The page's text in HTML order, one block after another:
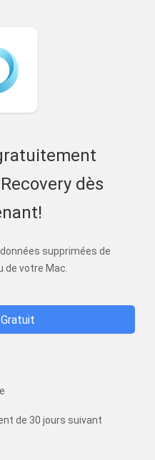
dès
supprimées de
de votre Mac.
Gratuit
de 30 jours suivant